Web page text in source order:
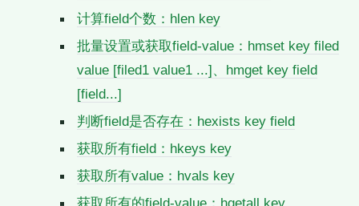
计算field个数：hlen key
批量设置或获取field-value：hmset key filed
value [filed1 value1 ...]、hmget key field
[field...]
判断field是否存在：hexists key field
获取所有field：hkeys key
获取所有value：hvals key
获取所有的field-value：hgetall key